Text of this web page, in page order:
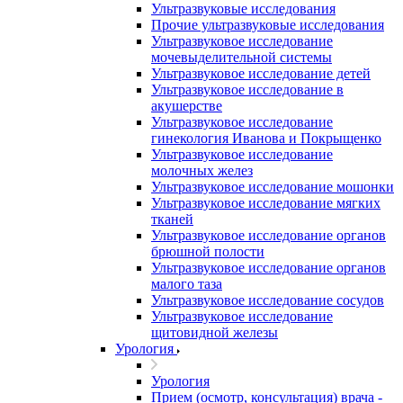
Ультразвуковые исследования
Прочие ультразвуковые исследования
Ультразвуковое исследование
мочевыделительной системы
Ультразвуковое исследование детей
Ультразвуковое исследование в
акушерстве
Ультразвуковое исследование
гинекология Иванова и Покрыщенко
Ультразвуковое исследование
молочных желез
Ультразвуковое исследование мошонки
Ультразвуковое исследование мягких
тканей
Ультразвуковое исследование органов
брюшной полости
Ультразвуковое исследование органов
малого таза
Ультразвуковое исследование сосудов
Ультразвуковое исследование
щитовидной железы
Урология
Урология
Прием (осмотр, консультация) врача -